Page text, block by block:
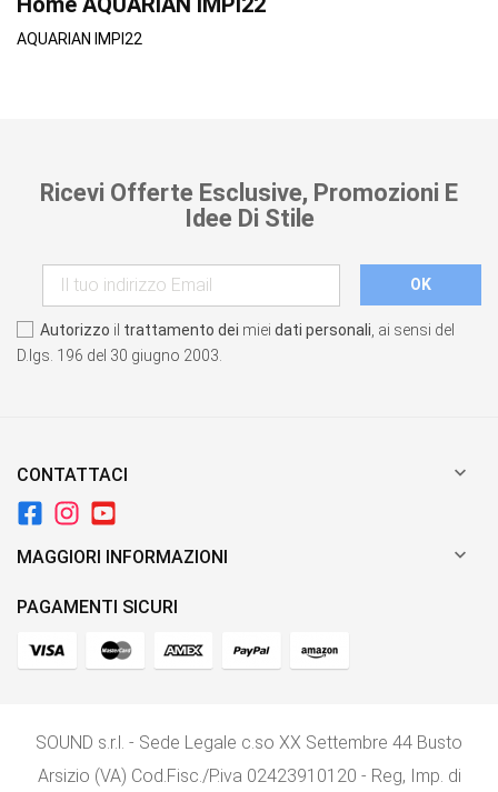
AQUARIAN IMPI22
Ricevi Offerte Esclusive, Promozioni E
Idee Di Stile
Autorizzo il trattamento dei miei dati personali , ai sensi del
D.lgs. 196 del 30 giugno 2003.
CONTATTACI 
MAGGIORI INFORMAZIONI 
PAGAMENTI SICURI
SOUND s.r.l. - Sede Legale c.so XX Settembre 44 Busto
Arsizio (VA) Cod.Fisc./P.iva 02423910120 - Reg, Imp. di